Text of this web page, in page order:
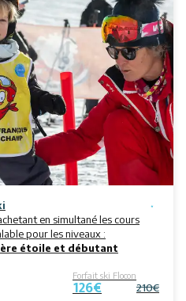
en simultané les cours
pour les niveaux :
étoile et débutant
Forfait ski Flocon
126€ 210€